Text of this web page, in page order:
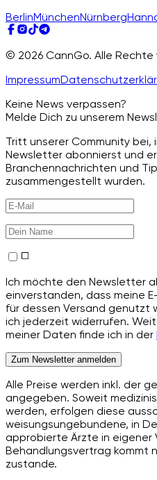
BerlinMünchenNürnberg
© 2026 CannGo. Alle
Impressum
Keine News verpassen?
Melde Dich zu unserem
Tritt unserer Community bei,
Newsletter abonnierst und
Branchennachrichten und
zusammengestellt wurden.
Ich möchte den Newsletter
einverstanden, dass meine
für dessen Versand genutzt
ich jederzeit widerrufen.
meiner Daten finde ich in der
Zum Newsletter anmelden
Alle Preise werden inkl. der
angegeben. Soweit
werden, erfolgen diese
weisungsungebundene, in
approbierte Ärzte in eigener
Behandlungsvertrag kommt
zustande.